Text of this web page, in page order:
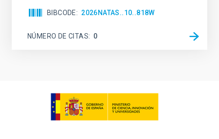
BIBCODE 2026NATAS..10..818W
NÚMERO DE CITAS 0